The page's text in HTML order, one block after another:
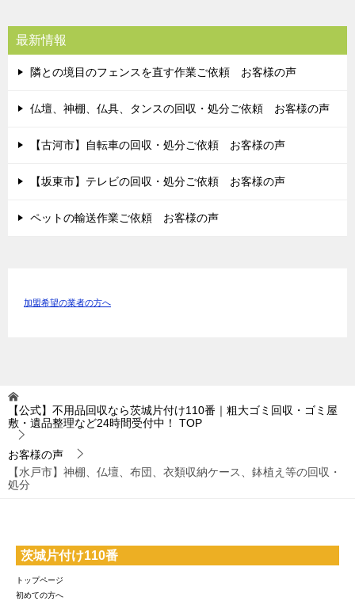
最新情報
隣との境目のフェンスを直す作業ご依頼 お客様の声
仏壇、神棚、仏具、タンスの回収・処分ご依頼 お客様の声
【古河市】自転車の回収・処分ご依頼 お客様の声
【坂東市】テレビの回収・処分ご依頼 お客様の声
ペットの輸送作業ご依頼 お客様の声
加盟希望の業者の方へ
【公式】不用品回収なら茨城片付け110番｜粗大ゴミ回収・ゴミ屋
敷・遺品整理など24時間受付中！
TOP
お客様の声
【水戸市】神棚、仏壇、布団、衣類収納ケース、鉢植え等の回収・
処分
茨城片付け110番
トップページ
初めての方へ